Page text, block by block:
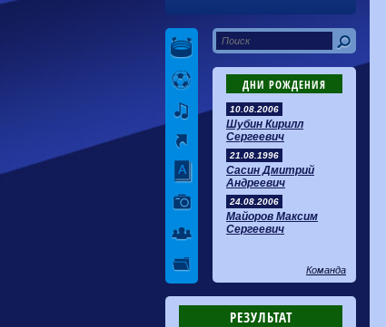
ДНИ РОЖДЕНИЯ
10.08.2006
Шубин Кирилл
Сергеевич
21.08.1996
Сасин Дмитрий
Андреевич
24.08.2006
Майоров Максим
Сергеевич
Команда
РЕЗУЛЬТАТ